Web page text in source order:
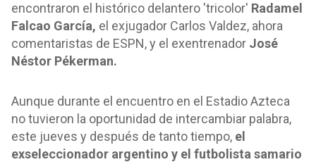
encontraron el histórico delantero 'tricolor' Radamel
Falcao García, el exjugador Carlos Valdez, ahora
comentaristas de ESPN, y el exentrenador José
Néstor Pékerman.
Aunque durante el encuentro en el Estadio Azteca
no tuvieron la oportunidad de intercambiar palabra,
este jueves y después de tanto tiempo, el
exseleccionador argentino y el futbolista samario